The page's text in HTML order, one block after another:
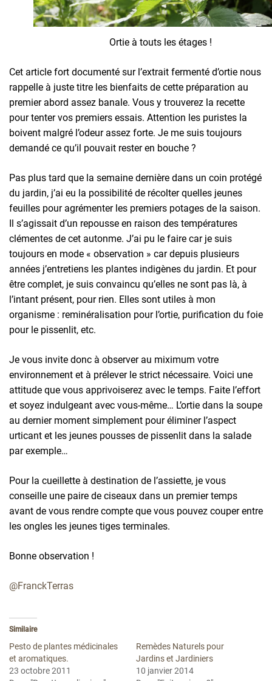
Ortie à touts les étages !
Cet article fort documenté sur l’extrait fermenté d’ortie nous
rappelle à juste titre les bienfaits de cette préparation au
premier abord assez banale. Vous y trouverez la recette
pour tenter vos premiers essais. Attention les puristes la
boivent malgré l’odeur assez forte. Je me suis toujours
demandé ce qu’il pouvait rester en bouche ?
Pas plus tard que la semaine dernière dans un coin protégé
du jardin, j’ai eu la possibilité de récolter quelles jeunes
feuilles pour agrémenter les premiers potages de la saison.
Il s’agissait d’un repousse en raison des températures
clémentes de cet autonme. J’ai pu le faire car je suis
toujours en mode « observation » car depuis plusieurs
années j’entretiens les plantes indigènes du jardin. Et pour
être complet, je suis convaincu qu’elles ne sont pas là, à
l’intant présent, pour rien. Elles sont utiles à mon
organisme : reminéralisation pour l’ortie, purification du foie
pour le pissenlit, etc.
Je vous invite donc à observer au miximum votre
environnement et à prélever le strict nécessaire. Voici une
attitude que vous apprivoiserez avec le temps. Faite l’effort
et soyez indulgeant avec vous-même… L’ortie dans la soupe
au dernier moment simplement pour éliminer l’aspect
urticant et les jeunes pousses de pissenlit dans la salade
par exemple…
Pour la cueillette à destination de l’assiette, je vous
conseille une paire de ciseaux dans un premier temps
avant de vous rendre compte que vous pouvez couper entre
les ongles les jeunes tiges terminales.
Bonne observation !
@FranckTerras
Similaire
Pesto de plantes médicinales
et aromatiques.
23 octobre 2011
Remèdes Naturels pour
Jardins et Jardiniers
10 janvier 2014